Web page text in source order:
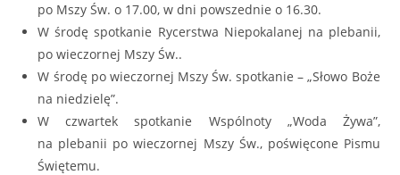
po Mszy Św. o 17.00, w dni powszednie o 16.30.
W środę spotkanie Rycerstwa Niepokalanej na plebanii,
po wieczornej Mszy Św..
W środę po wieczornej Mszy Św. spotkanie – „Słowo Boże
na niedzielę”.
W czwartek spotkanie Wspólnoty „Woda Żywa”,
na plebanii po wieczornej Mszy Św., poświęcone Pismu
Świętemu.